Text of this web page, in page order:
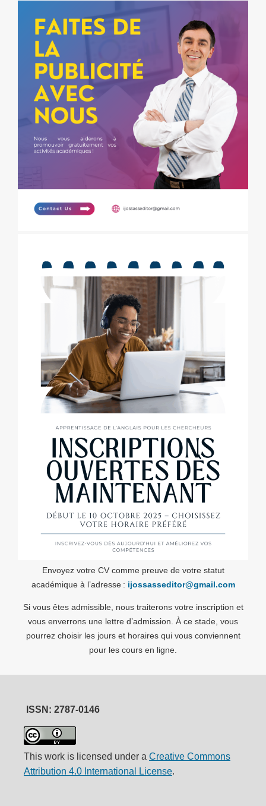
Envoyez votre CV comme preuve de votre statut
académique à l’adresse : ijossasseditor@gmail.com
Si vous êtes admissible, nous traiterons votre inscription et
vous enverrons une lettre d’admission. À ce stade, vous
pourrez choisir les jours et horaires qui vous conviennent
pour les cours en ligne.
ISSN: 2787-0146
This work is licensed under a Creative Commons
Attribution 4.0 International License.